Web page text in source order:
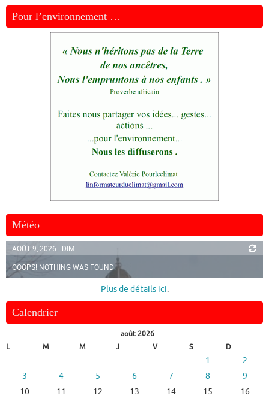
Pour l’environnement …
Météo
AOÛT 9, 2026 - DIM.
OOOPS! NOTHING WAS FOUND!
Plus de détails ici.
Calendrier
août 2026
L
M M J V S D
1
2
3
4 5 6 7 8
9
10
11 12 13 14 15
16